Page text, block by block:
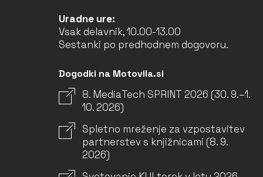
Uradne ure:
Vsak delavnik, 10.00-13.00
Sestanki po predhodnem dogovoru.
Dogodki na Motovila.si
8. MediaTech SPRINT 2026 (30. 9.–1.
10. 2026)
Spletno mreženje za vzpostavitev
partnerstev s knjižnicami (8. 9.
2026)